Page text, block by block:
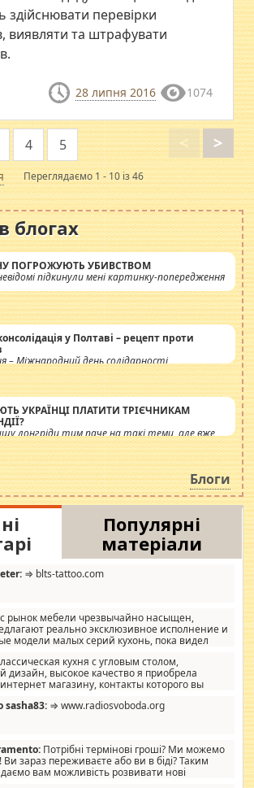
здійснювати перевірки
виявляти та штрафувати
28 липня 2016 1074
<
4 5 >
Переглядаємо 1 - 10 із 46
блогах
ПОГРОЖУЮТЬ УБИВСТВОМ
підкинули мені картинку-попередження
у Полтаві – рецепт проти
– Міжнародний день солідарності
УКРАЇНЦІ ПЛАТИТИ ТРІЄЧНИКАМ
лонгріди тим паче на такі теми, але вже
Обурюють сьогоднішні інсенуації
стипендіального питання. Штучно
ще одна соціальна катастрофа.
Блоги
Популярні
матеріали
⇒ blts-tattoo.com
рынок мебели чрезвычайно насыщен,
реально эксклюзивное исполнение и
модели малых серий кухонь, пока видел
в MebelOk, креативненько и что главное -
без ненужных наворотов удорожающих
фактор.
кухня с угловым столом,
дизайн, высокое качество я приобрела
магазину, контакты которого вы
sasha83: ⇒ www.radiosvoboda.org
Потрібні термінові гроші? Ми можемо
зараз переживаєте або ви в біді? Таким
вам можливість розвивати нові